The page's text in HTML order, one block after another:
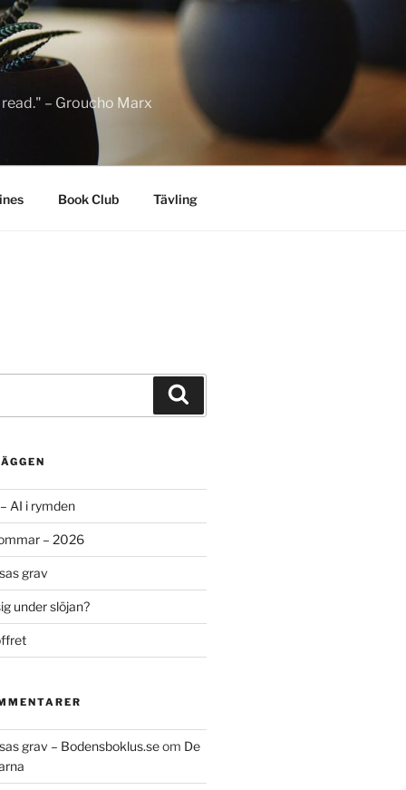
– Groucho Marx
Book Club Tävling
AI i rymden
– 2026
grav
under slöjan?
grav – Bodensboklus.seom De